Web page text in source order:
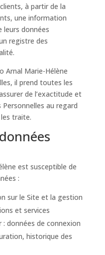
à partir de la
une information
données
registre des
Arnal Marie-Hélène
il prend toutes les
de l’exactitude et
au regard
traite.
est susceptible de
:
sur le Site et la gestion
et services
: données de connexion
historique des